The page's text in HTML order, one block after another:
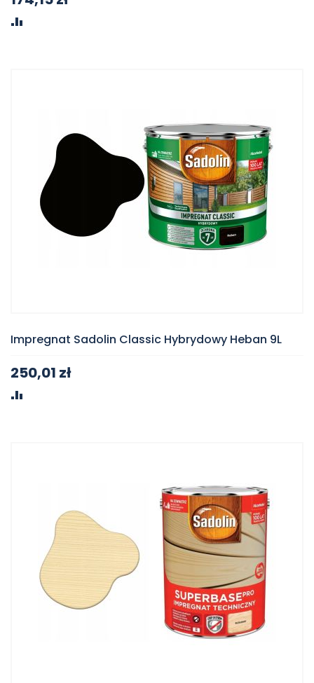
Impregnat Sadolin Classic Hybrydowy Heban 9L
250,01 zł